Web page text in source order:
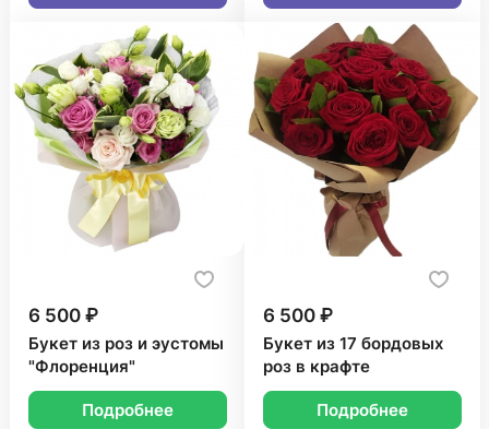
6 500 ₽
Букет из роз и эустомы
"Флоренция"
Подробнее
6 500 ₽
Букет из 17 бордовых
роз в крафте
Подробнее